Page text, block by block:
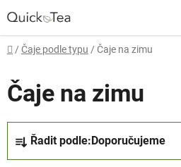
na
obsah
Domů
/ Čaje podle typu / Čaje na zimu
Čaje na zimu
Řadit podle: Doporučujeme